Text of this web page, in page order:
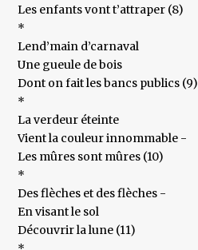
Les enfants vont t’attraper (8)
*
Lend’main d’carnaval
Une gueule de bois
Dont on fait les bancs publics (9)
*
La verdeur éteinte
Vient la couleur innommable -
Les mûres sont mûres (10)
*
Des flèches et des flèches -
En visant le sol
Découvrir la lune (11)